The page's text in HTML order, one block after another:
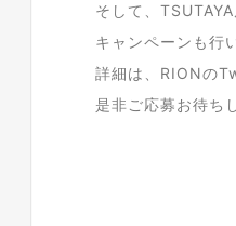
そして、
キャンペーンも行
詳細は、RIONの
是非ご応募お待ち